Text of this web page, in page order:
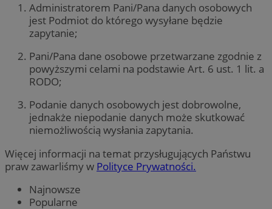
Administratorem Pani/Pana danych osobowych
jest Podmiot do którego wysyłane będzie
zapytanie;
Pani/Pana dane osobowe przetwarzane zgodnie z
powyższymi celami na podstawie Art. 6 ust. 1 lit. a
RODO;
Podanie danych osobowych jest dobrowolne,
jednakże niepodanie danych może skutkować
niemożliwością wysłania zapytania.
Więcej informacji na temat przysługujących Państwu
praw zawarliśmy w Polityce Prywatności.
Najnowsze
Popularne